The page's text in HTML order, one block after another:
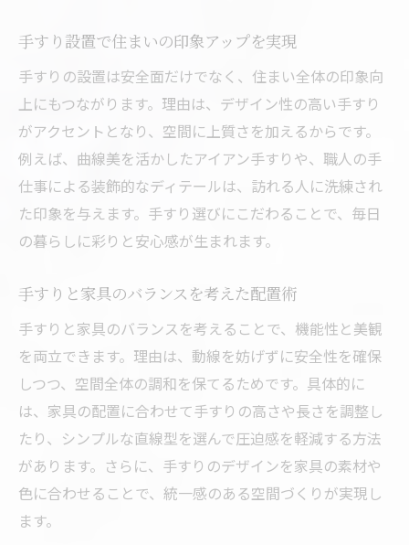
手すりリフォームの流れと打ち合わせのコ
ツ
口コミで評判の高い手すり業者の特徴
手すりリフォームで重視すべきポイント
リフォーム後のメンテナンス対応について
安心して依頼できる地元業者の見極め方
毎日の安心と空間美を高める手すりのポイント
毎日に寄り添う手すりの選び方と使い方
美しい空間を生む手すり活用のアイデア
手すりの高さや形状選びの重要性を解説
手すりで空間美と安全性を両立する工夫
住まいの価値を高める手すりの役割
手すり設置で住まいの印象アップを実現
手すりの設置は安全面だけでなく、住まい全体の印象向
上にもつながります。理由は、デザイン性の高い手すり
がアクセントとなり、空間に上質さを加えるからです。
例えば、曲線美を活かしたアイアン手すりや、職人の手
仕事による装飾的なディテールは、訪れる人に洗練され
た印象を与えます。手すり選びにこだわることで、毎日
の暮らしに彩りと安心感が生まれます。
手すりと家具のバランスを考えた配置術
手すりと家具のバランスを考えることで、機能性と美観
を両立できます。理由は、動線を妨げずに安全性を確保
しつつ、空間全体の調和を保てるためです。具体的に
は、家具の配置に合わせて手すりの高さや長さを調整し
たり、シンプルな直線型を選んで圧迫感を軽減する方法
があります。さらに、手すりのデザインを家具の素材や
色に合わせることで、統一感のある空間づくりが実現し
ます。